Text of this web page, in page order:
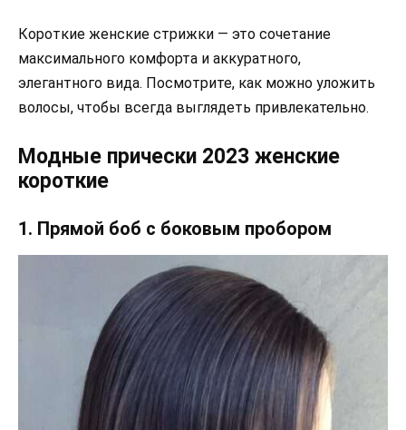
Короткие женские стрижки — это сочетание
максимального комфорта и аккуратного,
элегантного вида. Посмотрите, как можно уложить
волосы, чтобы всегда выглядеть привлекательно.
Модные прически 2023 женские
короткие
1. Прямой боб с боковым пробором